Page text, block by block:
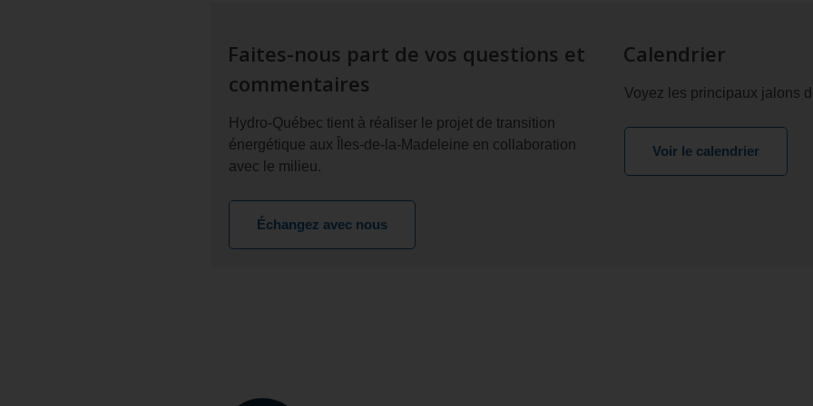
Faites-nous part de vos questions et
commentaires
Hydro-Québec tient à réaliser le projet de transition
énergétique aux Îles-de-la-Madeleine en collaboration
avec le milieu.
Échangez avec nous
Calendrier
Voyez les principaux jalons
Voir le calendrier